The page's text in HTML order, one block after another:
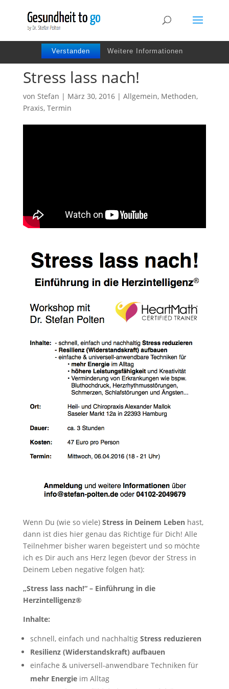
Wir benutzen Cookies um die Nutzerfreundlichkeit
der Webseite zu verbessen. Durch Deinen Besuch
Verstanden Weitere Informationen
Stress lass nach!
von Stefan | März 30, 2016| Allgemein, Methoden,
Praxis, Termin
Wenn Du (wie so viele) Stress in Deinem Lebenhast,
dann ist dies hier genau das Richtige für Dich! Alle
Teilnehmer bisher waren begeistert und so möchte
ich es Dir auch ans Herz legen (bevor der Stress in
Deinem Leben negative folgen hat):
„Stress lass nach!“ – Einführung in die
Herzintelligenz®
Inhalte:
schnell, einfach und nachhaltig Stress reduzieren
Resilienz (Widerstandskraft) aufbauen
einfache & universell-anwendbare Techniken für
mehr Energieim Alltag